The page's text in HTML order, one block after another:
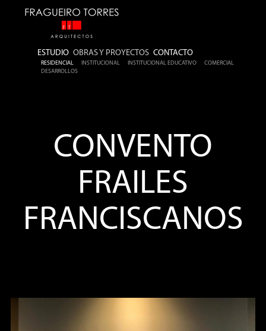
ESTUDIO OBRAS Y PROYECTOS CONTACTO
RESIDENCIAL INSTITUCIONAL INSTITUCIONAL EDUCATIVO
COMERCIAL
DESARROLLOS
CONVENTO
FRAILES
FRANCISCANOS